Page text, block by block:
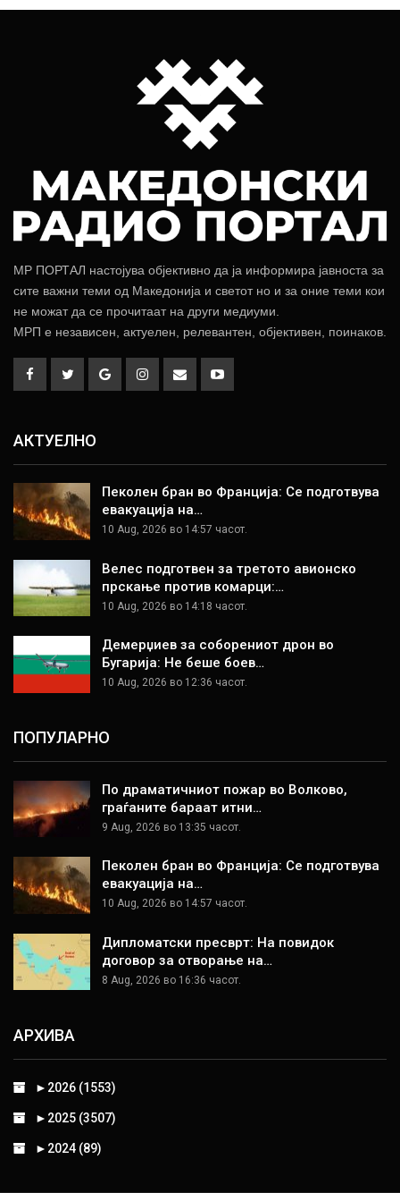
МР ПОРТАЛ настојува објективно да ја информира јавноста за
сите важни теми од Македонија и светот но и за оние теми кои
не можат да се прочитаат на други медиуми.
МРП е независен, актуелен, релевантен, објективен, поинаков.
АКТУЕЛНО
Пеколен бран во Франција: Се подготвува
евакуација на…
10 Aug, 2026 во 14:57 часот.
Велес подготвен за третото авионско
прскање против комарци:…
10 Aug, 2026 во 14:18 часот.
Демерџиев за соборениот дрон во
Бугарија: Не беше боев…
10 Aug, 2026 во 12:36 часот.
ПОПУЛАРНО
По драматичниот пожар во Волково,
граѓаните бараат итни…
9 Aug, 2026 во 13:35 часот.
Пеколен бран во Франција: Се подготвува
евакуација на…
10 Aug, 2026 во 14:57 часот.
Дипломатски пресврт: На повидок
договор за отворање на…
8 Aug, 2026 во 16:36 часот.
АРХИВА
► 2026 (1553)
► 2025 (3507)
► 2024 (89)